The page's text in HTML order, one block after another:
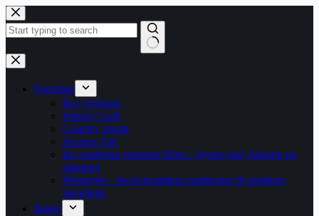
Fortsæt
til
indhold
Ingen
resultater
Foredrag
Roy Orbison
Johnny Cash
Country musik
Jacques Tati
En vandretur gennem Wien – byens sjæl, historie og
skønhed
Wienerjul – fra kejsertidens traditioner til nutidens
juleglæde
Bøger